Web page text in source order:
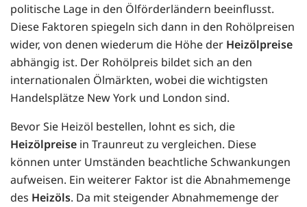
politische Lage in den Ölförderländern beeinflusst.
Diese Faktoren spiegeln sich dann in den Rohölpreisen
wider, von denen wiederum die Höhe der Heizölpreise
abhängig ist. Der Rohölpreis bildet sich an den
internationalen Ölmärkten, wobei die wichtigsten
Handelsplätze New York und London sind.
Bevor Sie Heizöl bestellen, lohnt es sich, die
Heizölpreise in Traunreut zu vergleichen. Diese
können unter Umständen beachtliche Schwankungen
aufweisen. Ein weiterer Faktor ist die Abnahmemenge
des Heizöls. Da mit steigender Abnahmemenge der